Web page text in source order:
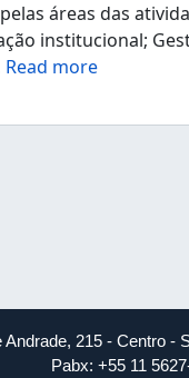
áreas das
institucional;
Read more
Andrade, 215 - Centro -
Pabx: +55 11